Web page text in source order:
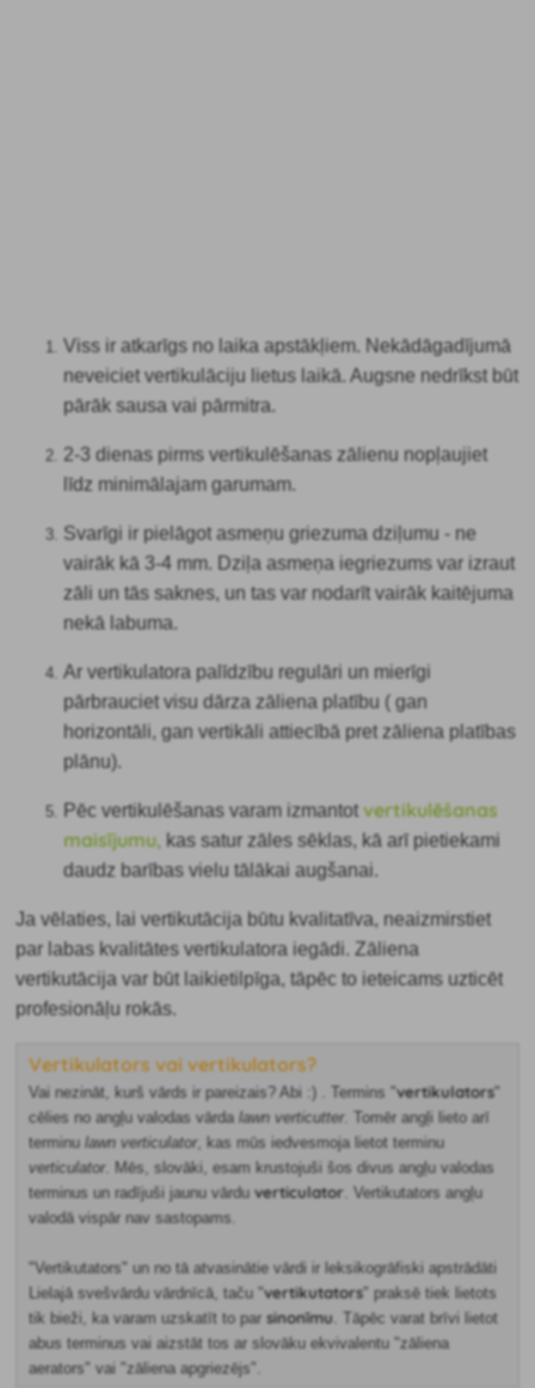
Viss ir atkarīgs no laika apstākļiem. Nekādāgadījumā
neveiciet vertikulāciju lietus laikā. Augsne nedrīkst būt
pārāk sausa vai pārmitra.
2-3 dienas pirms vertikulēšanaszālienu nopļaujiet
līdz minimālajam garumam.
Svarīgi irpielāgot asmeņu griezuma dziļumu - ne
vairāk kā 3-4 mm. Dziļa asmeņa iegriezums var izraut
zāli un tās saknes, un tas var nodarīt vairāk kaitējuma
nekā labuma.
Ar vertikulatora palīdzību regulāri un mierīgi
pārbrauciet visu dārza zāliena platību ( gan
horizontāli, gan vertikāli attiecībā pret zāliena platības
plānu).
Pēc vertikulēšanas varam izmantotvertikulēšanas
maisījumu, kas satur zāles sēklas, kā arī pietiekami
daudz barības vielu tālākai augšanai.
Ja vēlaties, lai vertikutācija būtu kvalitatīva, neaizmirstiet
par labas kvalitātes vertikulatora iegādi. Zāliena
vertikutācija var būt laikietilpīga, tāpēc to ieteicams uzticēt
profesionāļu rokās.
Vertikulators vai vertikulators?
Vai nezināt, kurš vārds ir pareizais? Abi :) . Termins "vertikulators"
cēlies no angļu valodas vārdalawn verticutter . Tomēr angļi lieto arī
terminulawn verticulator, kas mūs iedvesmoja lietot terminu
verticulator . Mēs, slovāki, esam krustojuši šos divus angļu valodas
terminus un radījuši jaunu vārduverticulator . Vertikutators angļu
valodā vispār nav sastopams.
"Vertikutators" un no tā atvasinātie vārdi ir leksikogrāfiski apstrādāti
Lielajā svešvārdu vārdnīcā, taču "vertikutators" praksē tiek lietots
tik bieži, ka varam uzskatīt to parsinonīmu . Tāpēc varat brīvi lietot
abus terminus vai aizstāt tos ar slovāku ekvivalentu "zāliena
aerators" vai "zāliena apgriezējs".